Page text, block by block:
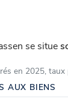
se situe
en 2025,
AUX BIENS